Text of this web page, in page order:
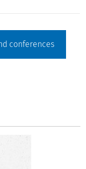
conferences